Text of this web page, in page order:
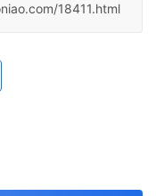
，尺寸
都恒利泰科技有限公